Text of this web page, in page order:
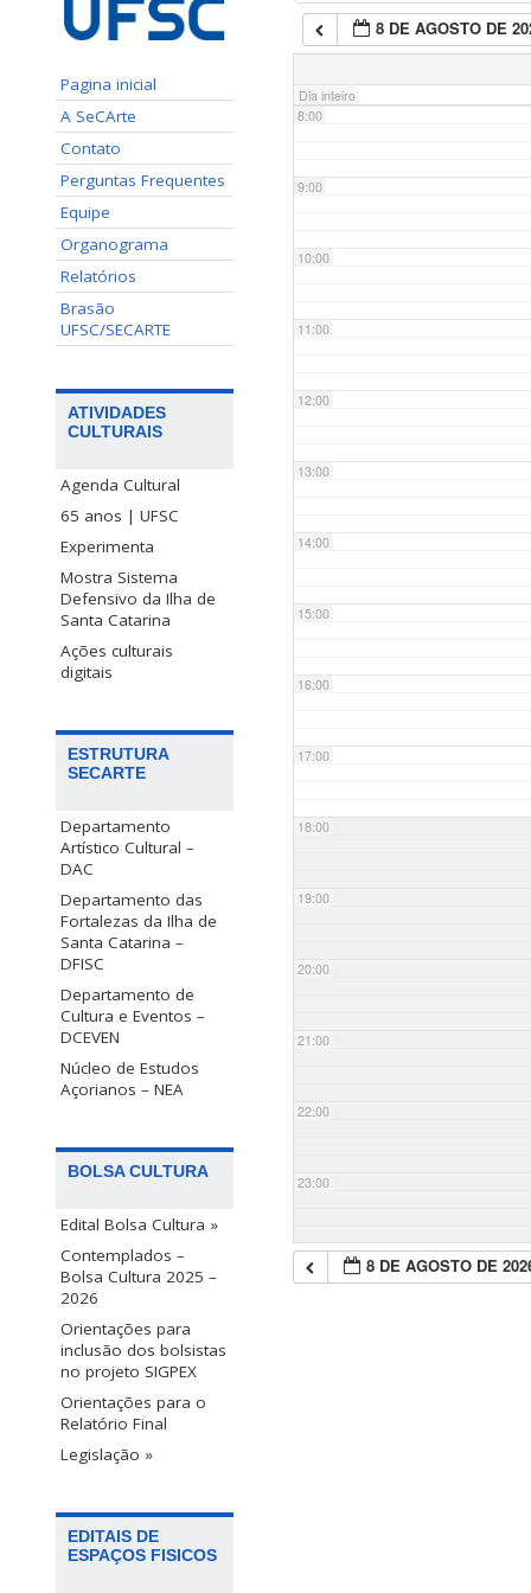
Pagina inicial
A SeCArte
Contato
Perguntas Frequentes
Equipe
Organograma
Relatórios
Brasão
UFSC/SECARTE
ATIVIDADES
CULTURAIS
Agenda Cultural
65 anos | UFSC
Experimenta
Mostra Sistema
Defensivo da Ilha de
Santa Catarina
Ações culturais
digitais
ESTRUTURA
SECARTE
Departamento
Artístico Cultural –
DAC
Departamento das
Fortalezas da Ilha de
Santa Catarina –
DFISC
Departamento de
Cultura e Eventos –
DCEVEN
Núcleo de Estudos
Açorianos – NEA
BOLSA CULTURA
Edital Bolsa Cultura »
Contemplados –
Bolsa Cultura 2025 –
2026
Orientações para
inclusão dos bolsistas
no projeto SIGPEX
Orientações para o
Relatório Final
Legislação »
EDITAIS DE
ESPAÇOS FISICOS
8 DE AGOSTO DE
Dia inteiro
7:00
8:00
9:00
10:00
11:00
12:00
13:00
14:00
15:00
16:00
17:00
18:00
19:00
20:00
21:00
22:00
23:00
8 DE AGOSTO DE